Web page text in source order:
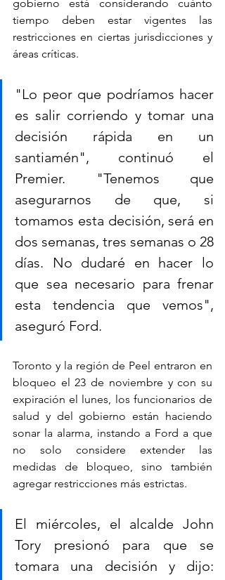
gobierno está considerando cuánto
tiempo deben estar vigentes las
restricciones en ciertas jurisdicciones y
áreas críticas.
"Lo peor que podríamos hacer
es salir corriendo y tomar una
decisión rápida en un
santiamén", continuó el
Premier. "Tenemos que
asegurarnos de que, si
tomamos esta decisión, será en
dos semanas, tres semanas o 28
días. No dudaré en hacer lo
que sea necesario para frenar
esta tendencia que vemos",
aseguró Ford.
Toronto y la región de Peel entraron en
bloqueo el 23 de noviembre y con su
expiración el lunes, los funcionarios de
salud y del gobierno están haciendo
sonar la alarma, instando a Ford a que
no solo considere extender las
medidas de bloqueo, sino también
agregar restricciones más estrictas.
El miércoles, el alcalde John
Tory presionó para que se
tomara una decisión y dijo: